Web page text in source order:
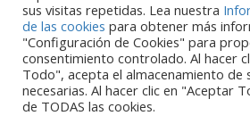
Financiado por la Unión Europea –
embargo, los puntos de vista y las
opiniones expresadas son únicamente
no reflejan necesariamente los de
la Unión Europea o la Comisión
la Comisión Europea pueden ser
sus visitas repetidas. Lea nuestra
de las cookies para obtener más
"Configuración de Cookies" para
consentimiento controlado. Al hacer
Todo", acepta el almacenamiento de
necesarias. Al hacer clic en "Aceptar
de TODAS las cookies.